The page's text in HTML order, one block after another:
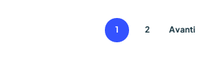
1 2 Avanti